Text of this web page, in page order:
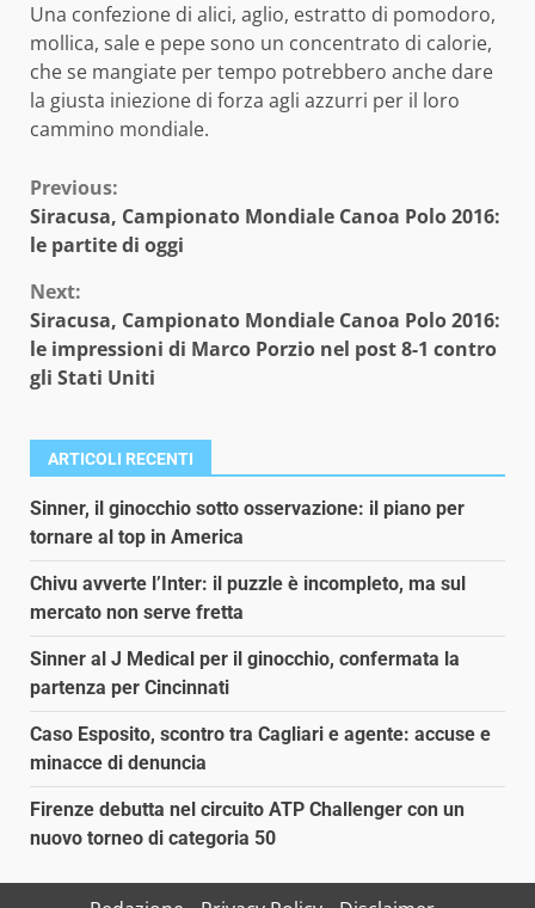
Una confezione di alici, aglio, estratto di pomodoro,
mollica, sale e pepe sono un concentrato di calorie,
che se mangiate per tempo potrebbero anche dare
la giusta iniezione di forza agli azzurri per il loro
cammino mondiale.
Continue
Reading
Previous:
Siracusa, Campionato Mondiale Canoa Polo 2016:
le partite di oggi
Next:
Siracusa, Campionato Mondiale Canoa Polo 2016:
le impressioni di Marco Porzio nel post 8-1 contro
gli Stati Uniti
ARTICOLI RECENTI
Sinner, il ginocchio sotto osservazione: il piano per
tornare al top in America
Chivu avverte l’Inter: il puzzle è incompleto, ma sul
mercato non serve fretta
Sinner al J Medical per il ginocchio, confermata la
partenza per Cincinnati
Caso Esposito, scontro tra Cagliari e agente: accuse e
minacce di denuncia
Firenze debutta nel circuito ATP Challenger con un
nuovo torneo di categoria 50